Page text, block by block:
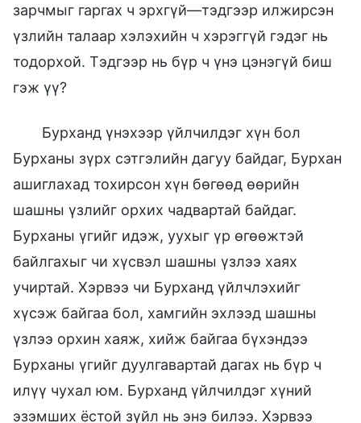
зарчмыг гаргах ч эрхгүй—тэдгээр илжирсэн
үзлийн талаар хэлэхийн ч хэрэггүй гэдэг нь
тодорхой. Тэдгээр нь бүр ч үнэ цэнэгүй биш
гэж үү?
Бурханд үнэхээр үйлчилдэг хүн бол
Бурханы зүрх сэтгэлийн дагуу байдаг, Бурхан
ашиглахад тохирсон хүн бөгөөд өөрийн
шашны үзлийг орхих чадвартай байдаг.
Бурханы үгийг идэж, уухыг үр өгөөжтэй
байлгахыг чи хүсвэл шашны үзлээ хаях
учиртай. Хэрвээ чи Бурханд үйлчлэхийг
хүсэж байгаа бол, хамгийн эхлээд шашны
үзлээ орхин хаяж, хийж байгаа бүхэндээ
Бурханы үгийг дуулгавартай дагах нь бүр ч
илүү чухал юм. Бурханд үйлчилдэг хүний
эзэмших ёстой зүйл нь энэ билээ. Хэрвээ